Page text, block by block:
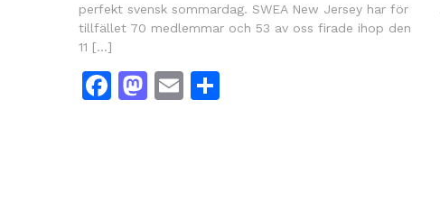
perfekt svensk sommardag. SWEA New Jersey har för
tillfället 70 medlemmar och 53 av oss firade ihop den
11 […]
Facebook
Mastodon
Email